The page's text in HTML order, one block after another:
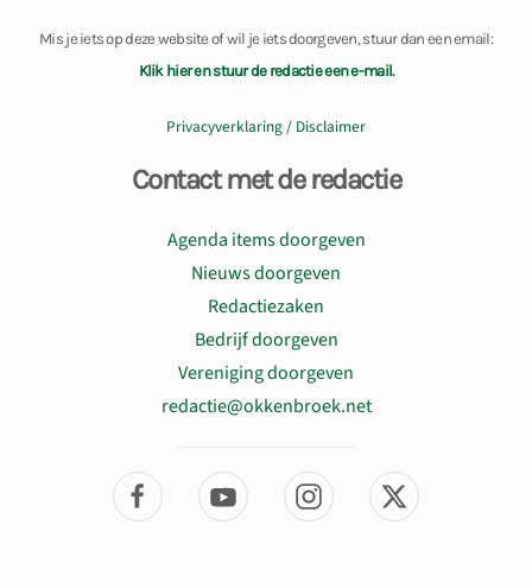
Mis je iets op deze website of wil je iets doorgeven, stuur dan een email:
Klik hier en stuur de redactie een e-mail.
Privacyverklaring / Disclaimer
Contact met de redactie
Agenda items doorgeven
Nieuws doorgeven
Redactiezaken
Bedrijf doorgeven
Vereniging doorgeven
redactie@okkenbroek.net